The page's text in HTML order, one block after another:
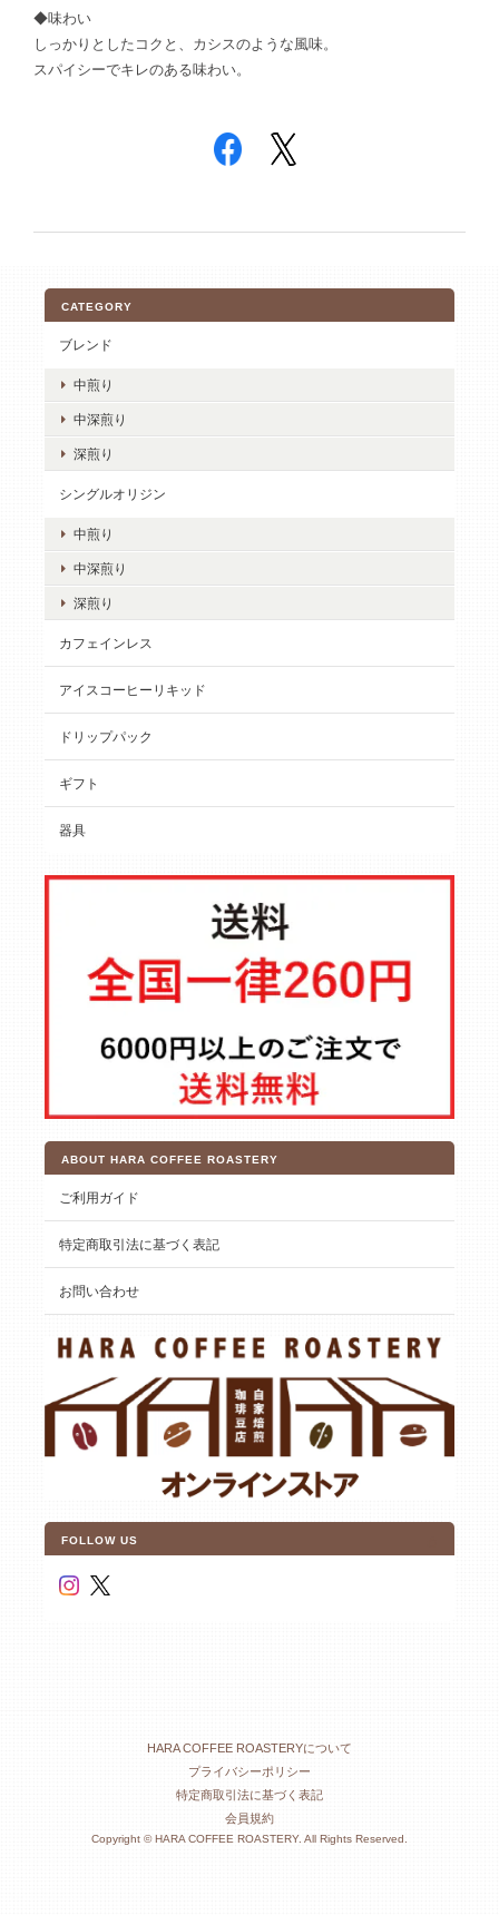
◆味わい
しっかりとしたコクと、カシスのような風味。
スパイシーでキレのある味わい。
CATEGORY
ブレンド
中煎り
中深煎り
深煎り
シングルオリジン
中煎り
中深煎り
深煎り
カフェインレス
アイスコーヒーリキッド
ドリップパック
ギフト
器具
ABOUT HARA COFFEE ROASTERY
ご利用ガイド
特定商取引法に基づく表記
お問い合わせ
FOLLOW US
HARA COFFEE ROASTERYについて
プライバシーポリシー
特定商取引法に基づく表記
会員規約
Copyright © HARA COFFEE ROASTERY. All Rights Reserved.